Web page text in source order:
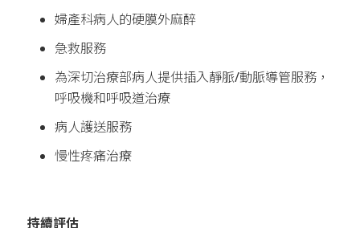
婦產科病人的硬膜外麻醉
急救服務
為深切治療部病人提供插入靜脈/動脈導管服務，
呼吸機和呼吸道治療
病人護送服務
慢性疼痛治療
持續評估